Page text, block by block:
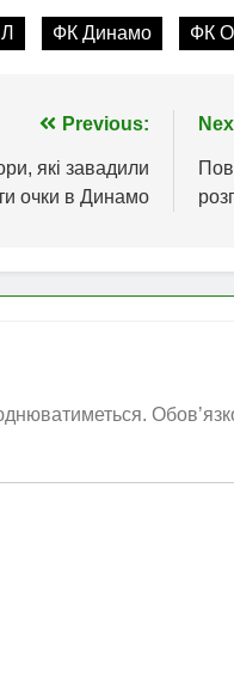
ФК Динамо ФК
Previous:
які завадили
очки в Динамо